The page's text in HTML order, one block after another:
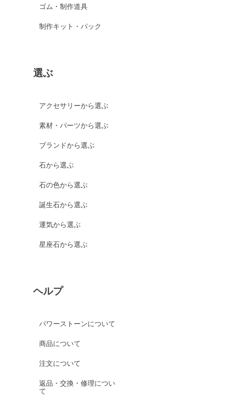
ゴム・制作道具
制作キット・パック
選ぶ
アクセサリーから選ぶ
素材・パーツから選ぶ
ブランドから選ぶ
石から選ぶ
石の色から選ぶ
誕生石から選ぶ
運気から選ぶ
星座石から選ぶ
ヘルプ
パワーストーンについて
商品について
注文について
返品・交換・修理につい
て